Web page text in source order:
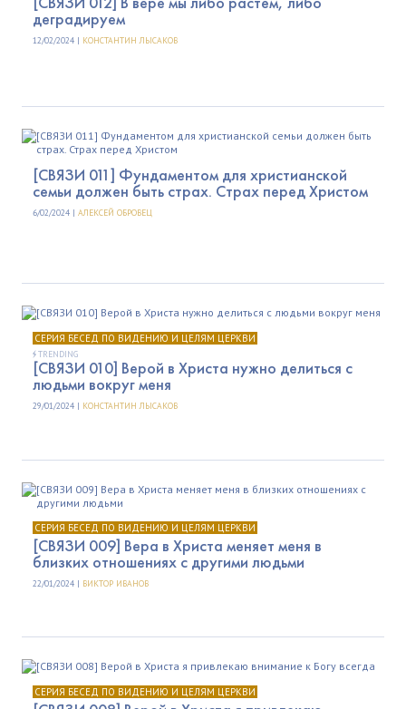
деградируем
12/02/2024 | КОНСТАНТИН ЛЫСАКОВ
[СВЯЗИ 011] Фундаментом для христианской
семьи должен быть страх. Страх перед Христом
6/02/2024 | АЛЕКСЕЙ ОБРОВЕЦ
СЕРИЯ БЕСЕД ПО ВИДЕНИЮ И ЦЕЛЯМ ЦЕРКВИ
TRENDING
[СВЯЗИ 010] Верой в Христа нужно делиться с
людьми вокруг меня
29/01/2024 | КОНСТАНТИН ЛЫСАКОВ
СЕРИЯ БЕСЕД ПО ВИДЕНИЮ И ЦЕЛЯМ ЦЕРКВИ
[СВЯЗИ 009] Вера в Христа меняет меня в
близких отношениях с другими людьми
22/01/2024 | ВИКТОР ИВАНОВ
СЕРИЯ БЕСЕД ПО ВИДЕНИЮ И ЦЕЛЯМ ЦЕРКВИ